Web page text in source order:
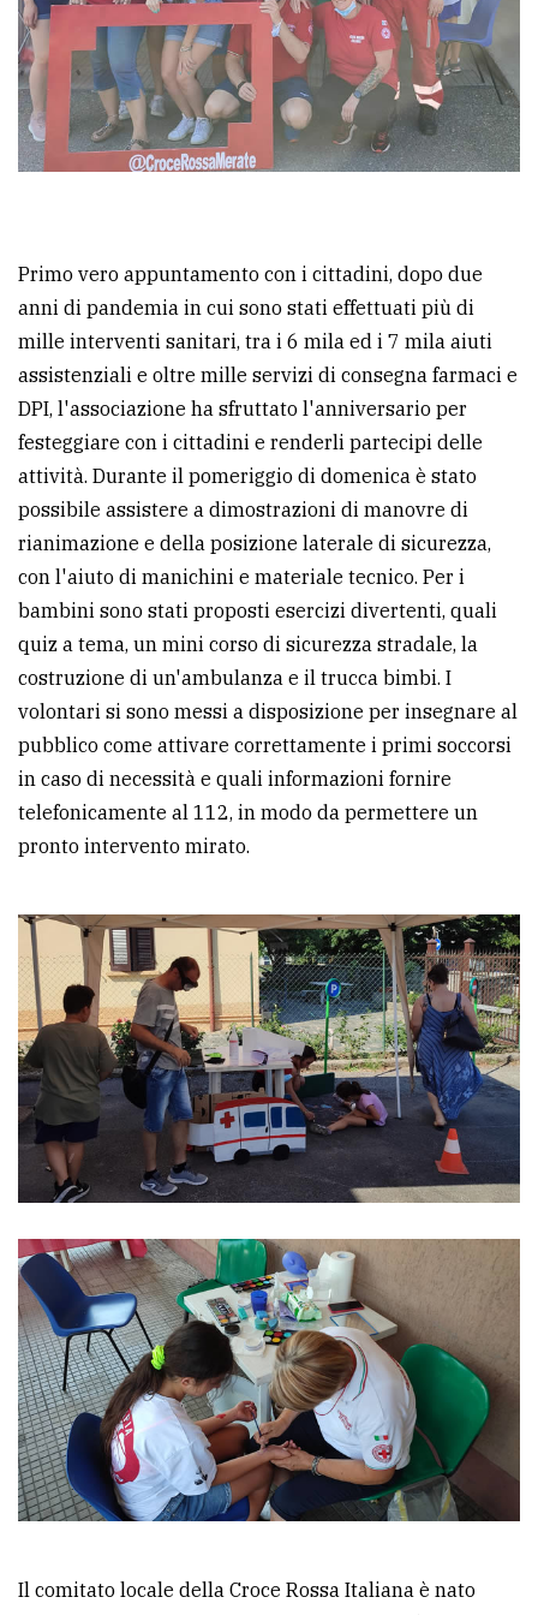
policy
Primo vero appuntamento con i cittadini, dopo due
anni di pandemia in cui sono stati effettuati più di
mille interventi sanitari, tra i 6 mila ed i 7 mila aiuti
assistenziali e oltre mille servizi di consegna farmaci e
DPI, l'associazione ha sfruttato l'anniversario per
festeggiare con i cittadini e renderli partecipi delle
attività. Durante il pomeriggio di domenica è stato
possibile assistere a dimostrazioni di manovre di
rianimazione e della posizione laterale di sicurezza,
con l'aiuto di manichini e materiale tecnico. Per i
bambini sono stati proposti esercizi divertenti, quali
quiz a tema, un mini corso di sicurezza stradale, la
costruzione di un'ambulanza e il trucca bimbi. I
volontari si sono messi a disposizione per insegnare al
pubblico come attivare correttamente i primi soccorsi
in caso di necessità e quali informazioni fornire
telefonicamente al 112, in modo da permettere un
pronto intervento mirato.
Il comitato locale della Croce Rossa Italiana è nato